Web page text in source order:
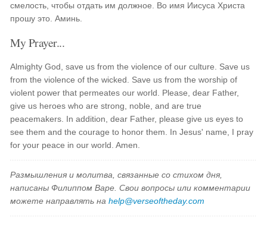
смелость, чтобы отдать им должное. Во имя Иисуса Христа
прошу это. Аминь.
My Prayer...
Almighty God, save us from the violence of our culture. Save us
from the violence of the wicked. Save us from the worship of
violent power that permeates our world. Please, dear Father,
give us heroes who are strong, noble, and are true
peacemakers. In addition, dear Father, please give us eyes to
see them and the courage to honor them. In Jesus' name, I pray
for your peace in our world. Amen.
Размышления и молитва, связанные со стихом дня,
написаны Филиппом Варе. Свои вопросы или комментарии
можете направлять наhelp@verseoftheday.com